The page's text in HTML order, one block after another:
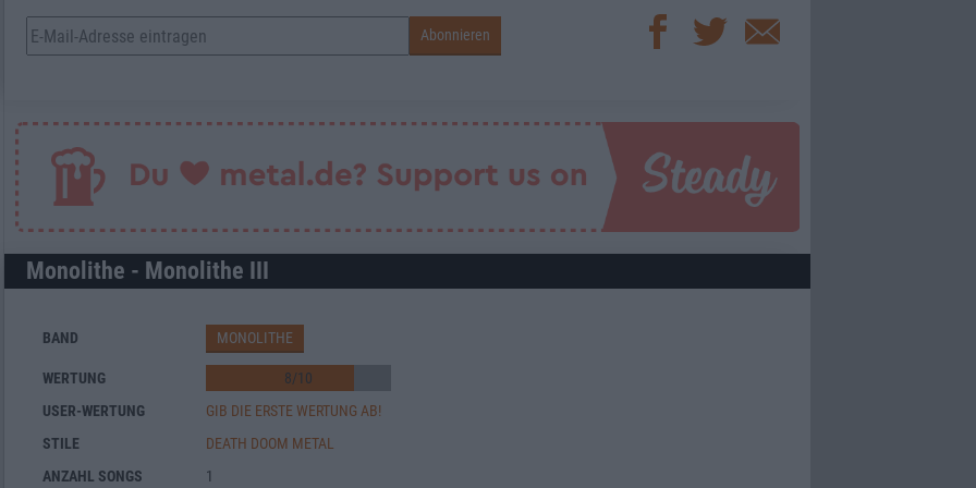
Monolithe - Monolithe III
BAND MONOLITHE
WERTUNG 8/10
USER-WERTUNG
GIB DIE ERSTE WERTUNG AB!
STILE
DEATH DOOM METAL
ANZAHL SONGS
1